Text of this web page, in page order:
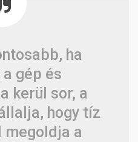
ha
gép és
kerül sor, a
hogy tíz
megoldja a